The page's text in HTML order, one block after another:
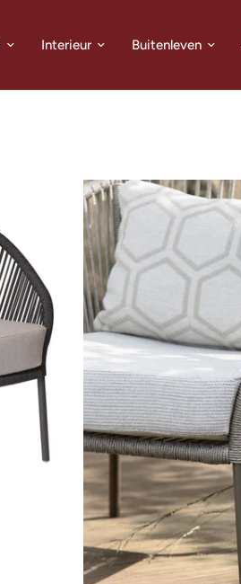
Interieur Buitenleven